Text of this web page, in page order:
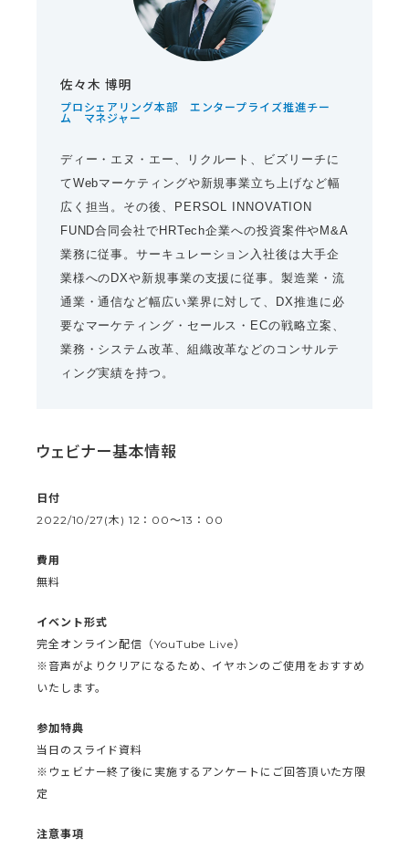
佐々木 博明
プロシェアリング本部 エンタープライズ推進チー
ム マネジャー
ディー・エヌ・エー、リクルート、ビズリーチに
てWebマーケティングや新規事業立ち上げなど幅
広く担当。その後、PERSOL INNOVATION
FUND合同会社でHRTech企業への投資案件やM&A
業務に従事。サーキュレーション入社後は大手企
業様へのDXや新規事業の支援に従事。製造業・流
通業・通信など幅広い業界に対して、DX推進に必
要なマーケティング・セールス・ECの戦略立案、
業務・システム改革、組織改革などのコンサルテ
ィング実績を持つ。
ウェビナー基本情報
日付
2022/10/27(木) 12：00〜13：00
費用
無料
イベント形式
完全オンライン配信（YouTube Live）
※音声がよりクリアになるため、イヤホンのご使用をおすすめ
いたします。
参加特典
当日のスライド資料
※ウェビナー終了後に実施するアンケートにご回答頂いた方限
定
注意事項